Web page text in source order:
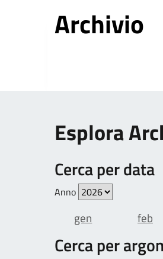
Archivio
Esplora
Cerca per data
Anno
gen feb
Cerca per